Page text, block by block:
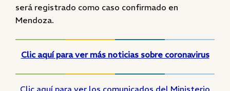
será registrado como caso confirmado en
Mendoza.
Clic aquí para ver más noticias sobre coronavirus